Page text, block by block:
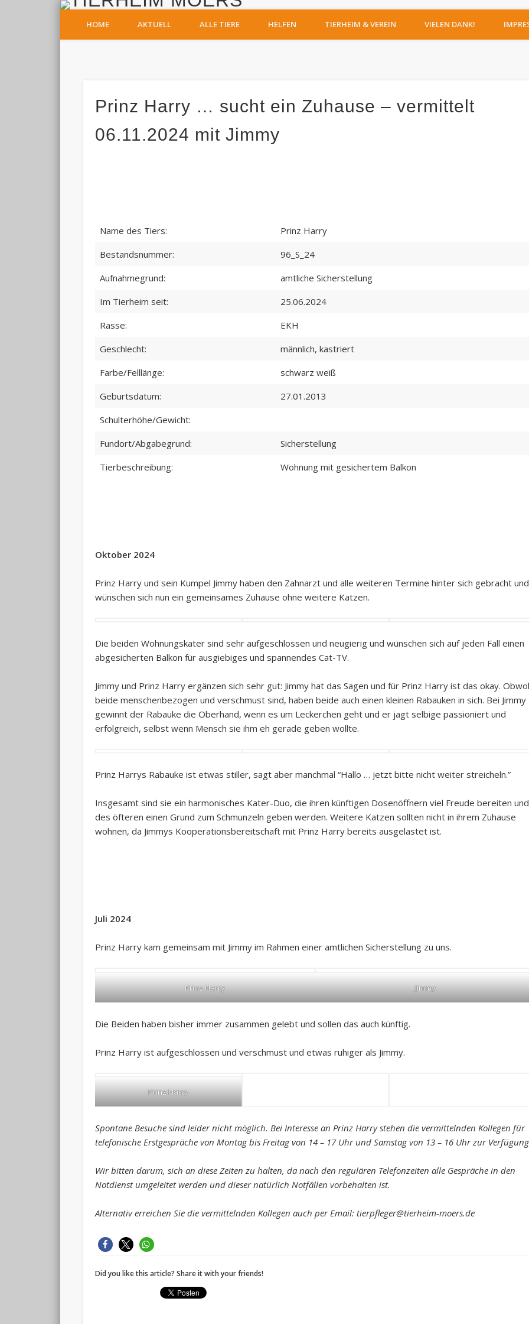
HOME AKTUELL ALLE TIERE HELFEN TIERHEIM & VEREIN VIELEN DANK!
Prinz Harry … sucht ein Zuhause – vermittelt
06.11.2024 mit Jimmy
Name des Tiers:
Prinz Harry
Bestandsnummer:
96_S_24
Aufnahmegrund:
amtliche Sicherstellung
Im Tierheim seit:
25.06.2024
Rasse:
EKH
Geschlecht:
männlich, kastriert
Farbe/Felllänge:
schwarz weiß
Geburtsdatum:
27.01.2013
Schulterhöhe/Gewicht:
Fundort/Abgabegrund:
Sicherstellung
Tierbeschreibung:
Wohnung mit gesichertem Balkon
Oktober 2024
Prinz Harry und sein Kumpel Jimmy haben den Zahnarzt und alle weiteren Termine hinter sich gebracht und
wünschen sich nun ein gemeinsames Zuhause ohne weitere Katzen.
Die beiden Wohnungskater sind sehr aufgeschlossen und neugierig und wünschen sich auf jeden Fall einen
abgesicherten Balkon für ausgiebiges und spannendes Cat-TV.
Jimmy und Prinz Harry ergänzen sich sehr gut: Jimmy hat das Sagen und für Prinz Harry ist das okay.
beide menschenbezogen und verschmust sind, haben beide auch einen kleinen Rabauken in sich. Bei Jimmy
gewinnt der Rabauke die Oberhand, wenn es um Leckerchen geht und er jagt selbige passioniert und
erfolgreich, selbst wenn Mensch sie ihm eh gerade geben wollte.
Prinz Harrys Rabauke ist etwas stiller, sagt aber manchmal “Hallo … jetzt bitte nicht weiter streicheln.”
Insgesamt sind sie ein harmonisches Kater-Duo, die ihren künftigen Dosenöffnern viel Freude bereiten und
des öfteren einen Grund zum Schmunzeln geben werden. Weitere Katzen sollten nicht in ihrem Zuhause
wohnen, da Jimmys Kooperationsbereitschaft mit Prinz Harry bereits ausgelastet ist.
Juli 2024
Prinz Harry kam gemeinsam mit Jimmy im Rahmen einer amtlichen Sicherstellung zu uns.
Prinz Harry Jimmy
Die Beiden haben bisher immer zusammen gelebt und sollen das auch künftig.
Prinz Harry ist aufgeschlossen und verschmust und etwas ruhiger als Jimmy.
Prinz Harry
Spontane Besuche sind leider nicht möglich. Bei Interesse an Prinz Harry stehen die vermittelnden Kollegen für
telefonische Erstgespräche von Montag bis Freitag von 14 – 17 Uhr und Samstag von 13 – 16 Uhr zur
Wir bitten darum, sich an diese Zeiten zu halten, da nach den regulären Telefonzeiten alle Gespräche in den
Notdienst umgeleitet werden und dieser natürlich Notfällen vorbehalten ist.
Alternativ erreichen Sie die vermittelnden Kollegen auch per Email: tierpfleger@tierheim-moers.de
Did you like this article? Share it with your friends!